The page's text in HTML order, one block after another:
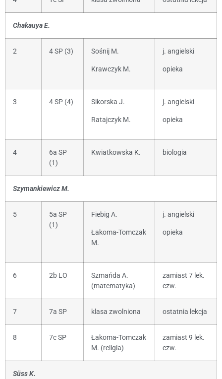
Chakauya E.
2 4 SP (3) Sośnij M.
Krawczyk M.
j. angielski
opieka
3 4 SP (4) Sikorska J.
Ratajczyk M.
j. angielski
opieka
4
6a SP
(1)
Kwiatkowska K. biologia
Szymankiewicz M.
5
5a SP
(1)
Fiebig A.
Łakoma-Tomczak
M.
j. angielski
opieka
6 2b LO
Szmańda A.
(matematyka)
zamiast 7 lek.
czw.
7 7a SP klasa zwolniona ostatnia lekcja
8 7c SP
Łakoma-Tomczak
M. (religia)
zamiast 9 lek.
czw.
Süss K.